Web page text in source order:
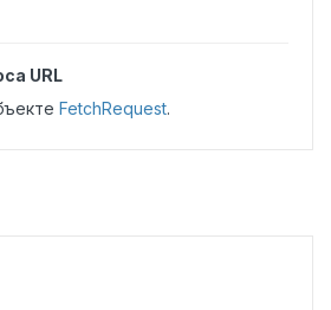
URL
FetchRequest.